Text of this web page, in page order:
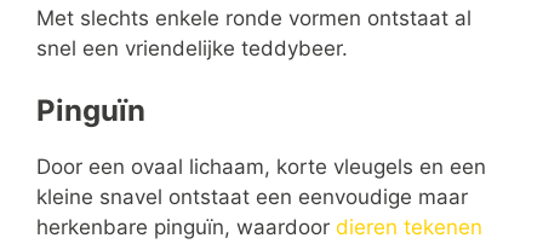
Met slechts enkele ronde vormen ontstaat al
snel een vriendelijke teddybeer.
Pinguïn
Door een ovaal lichaam, korte vleugels en een
kleine snavel ontstaat een eenvoudige maar
herkenbare pinguïn, waardoor dieren tekenen